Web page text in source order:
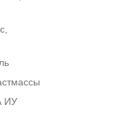
ИУ